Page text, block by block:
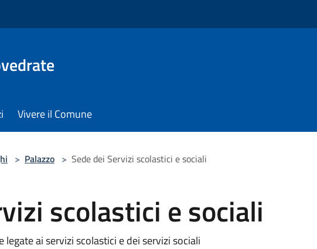
Vivere il Comune
> Palazzo > Sede dei Servizi scolastici e sociali
scolastici e sociali
ai servizi scolastici e dei servizi sociali